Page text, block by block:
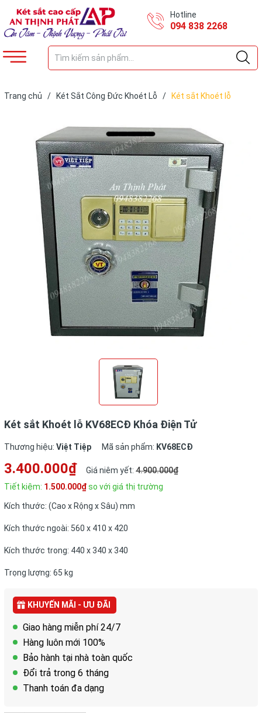
Hotline
094 838 2268
Trang chủ / Két Sắt Công Đức Khoét Lỗ /
Két sắt Khoét lỗ
Két sắt Khoét lỗ KV68ECĐ Khóa Điện Tử
Thương hiệu: Việt Tiệp Mã sản phẩm: KV68ECĐ
3.400.000₫ Giá niêm yết: 4.900.000₫
Tiết kiệm: 1.500.000₫so với giá thị trường
Kích thước: (Cao x Rộng x Sâu) mm
Kích thước ngoài: 560 x 410 x 420
Kích thước trong: 440 x 340 x 340
Trọng lượng: 65 kg
KHUYẾN MÃI - ƯU ĐÃI
Giao hàng miễn phí 24/7
Hàng luôn mới 100%
Bảo hành tại nhà toàn quốc
Đổi trả trong 6 tháng
Thanh toán đa dạng